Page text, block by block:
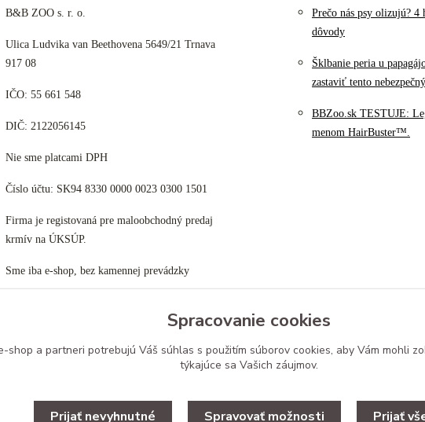
B&B ZOO s. r. o.
Ulica Ludvika van Beethovena 5649/21 Trnava
917 08
IČO: 55 661 548
DIČ: 2122056145
Nie sme platcami DPH
Číslo účtu: SK94 8330 0000 0023 0300 1501
Firma je registovaná pre maloobchodný predaj
krmív na ÚKSÚP.
Sme iba e-shop, bez kamennej prevádzky
Prečo nás psy olizujú? 4
dôvody
Šklbanie peria u
zastaviť tento
BBZoo.sk TESTUJE:
menom HairBuster™.
Upravit zber cookies.
Spracovanie cookies
shop a partneri potrebujú Váš súhlas s použitím súborov cookies, aby Vám mohli
týkajúce sa Vašich záujmov.
Prijať nevyhnutné Spravovať možnosti Prijať